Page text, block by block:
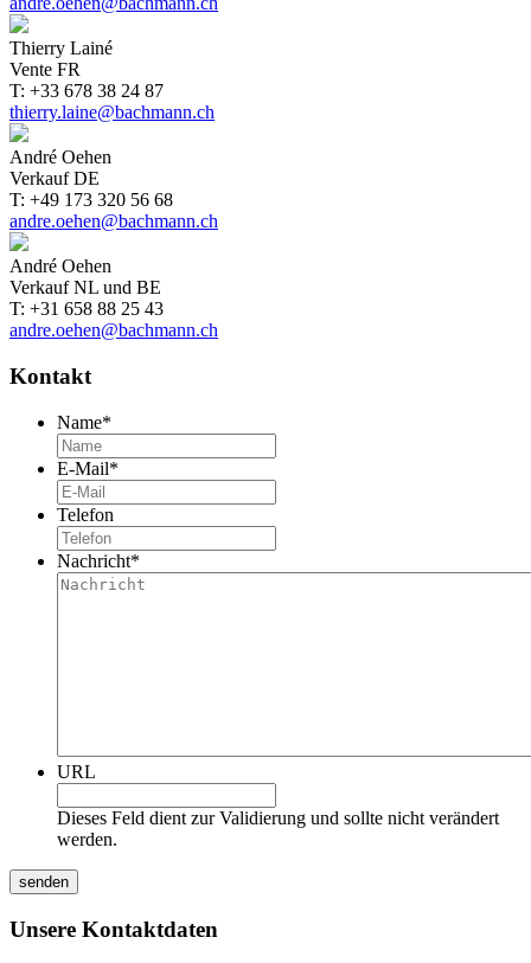
Thierry Lainé
Vente FR
T: +33 678 38 24 87
thierry.laine@bachmann.ch
André Oehen
Verkauf DE
T: +49 173 320 56 68
andre.oehen@bachmann.ch
André Oehen
Verkauf NL und BE
T: +31 658 88 25 43
andre.oehen@bachmann.ch
Kontakt
Name*
E-Mail*
Telefon
Nachricht*
URL
Dieses Feld dient zur Validierung und sollte nicht verändert
werden.
Unsere Kontaktdaten